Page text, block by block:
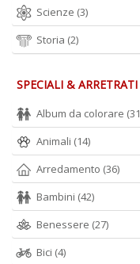
Scienze (3)
Storia (2)
SPECIALI & ARRETRATI
Album da colorare
Animali (14)
Arredamento (36)
Bambini (42)
Benessere (27)
Bici (4)